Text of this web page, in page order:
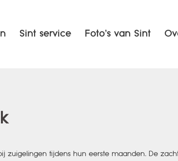
Sint service Foto’s van Sint
tijdens hun eerste maanden. De